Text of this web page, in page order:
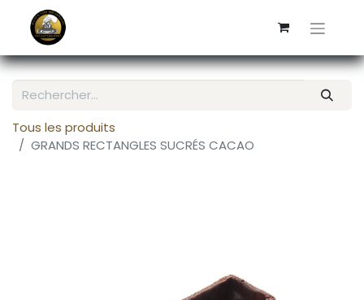
Tous les produits
GRANDS RECTANGLES SUCRÉS CACAO